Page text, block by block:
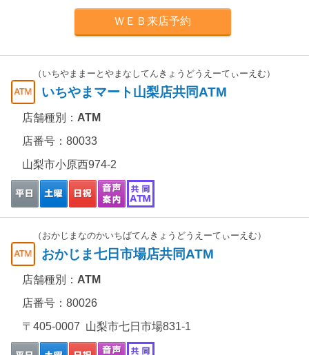
ＷＥＢ来店予約
（いちやままーとやまなしてんきょうどうえーてぃーえむ）
いちやまマート山梨店共同ATM
店舗種別： ATM
店番号：80033
山梨市小原西974-2
（おかじまなのかいちばてんきょうどうえーてぃーえむ）
おかじま七日市場店共同ATM
店舗種別： ATM
店番号：80026
〒405-0007 山梨市七日市場831-1